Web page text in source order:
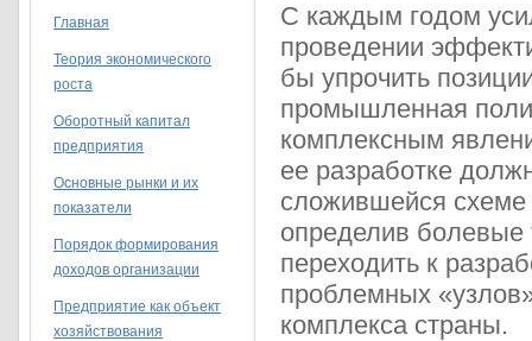
С каждым годом
проведении
бы упрочить
промышленная
комплексным
ее разработке
сложившейся схеме
определив болевые
переходить к
проблемных
комплекса страны.
Главная
Теория экономического
роста
Оборотный капитал
предприятия
Основные рынки и их
показатели
Порядок формирования
доходов организации
Предприятие как объект
хозяйствования